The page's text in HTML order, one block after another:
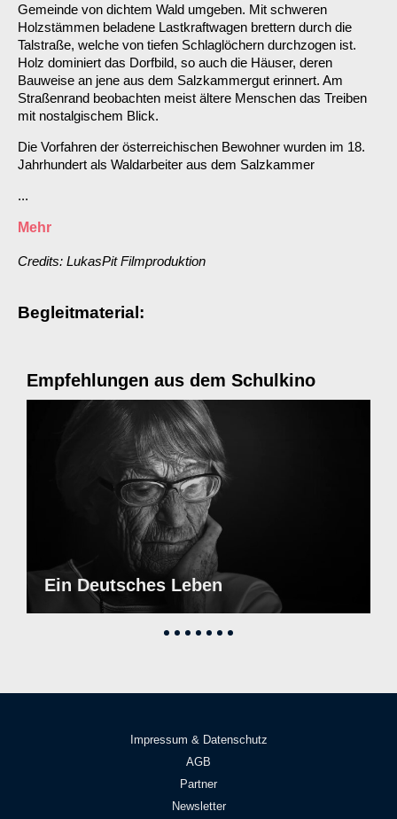
Gemeinde von dichtem Wald umgeben. Mit schweren
Holzstämmen beladene Lastkraftwagen brettern durch die
Talstraße, welche von tiefen Schlaglöchern durchzogen ist.
Holz dominiert das Dorfbild, so auch die Häuser, deren
Bauweise an jene aus dem Salzkammergut erinnert. Am
Straßenrand beobachten meist ältere Menschen das Treiben
mit nostalgischem Blick.
Die Vorfahren der österreichischen Bewohner wurden im 18.
Jahrhundert als Waldarbeiter aus dem Salzkammer
...
Mehr
Credits: LukasPit Filmproduktion
Begleitmaterial:
Empfehlungen aus dem Schulkino
Ein Deutsches Leben
Impressum & Datenschutz
AGB
Partner
Newsletter